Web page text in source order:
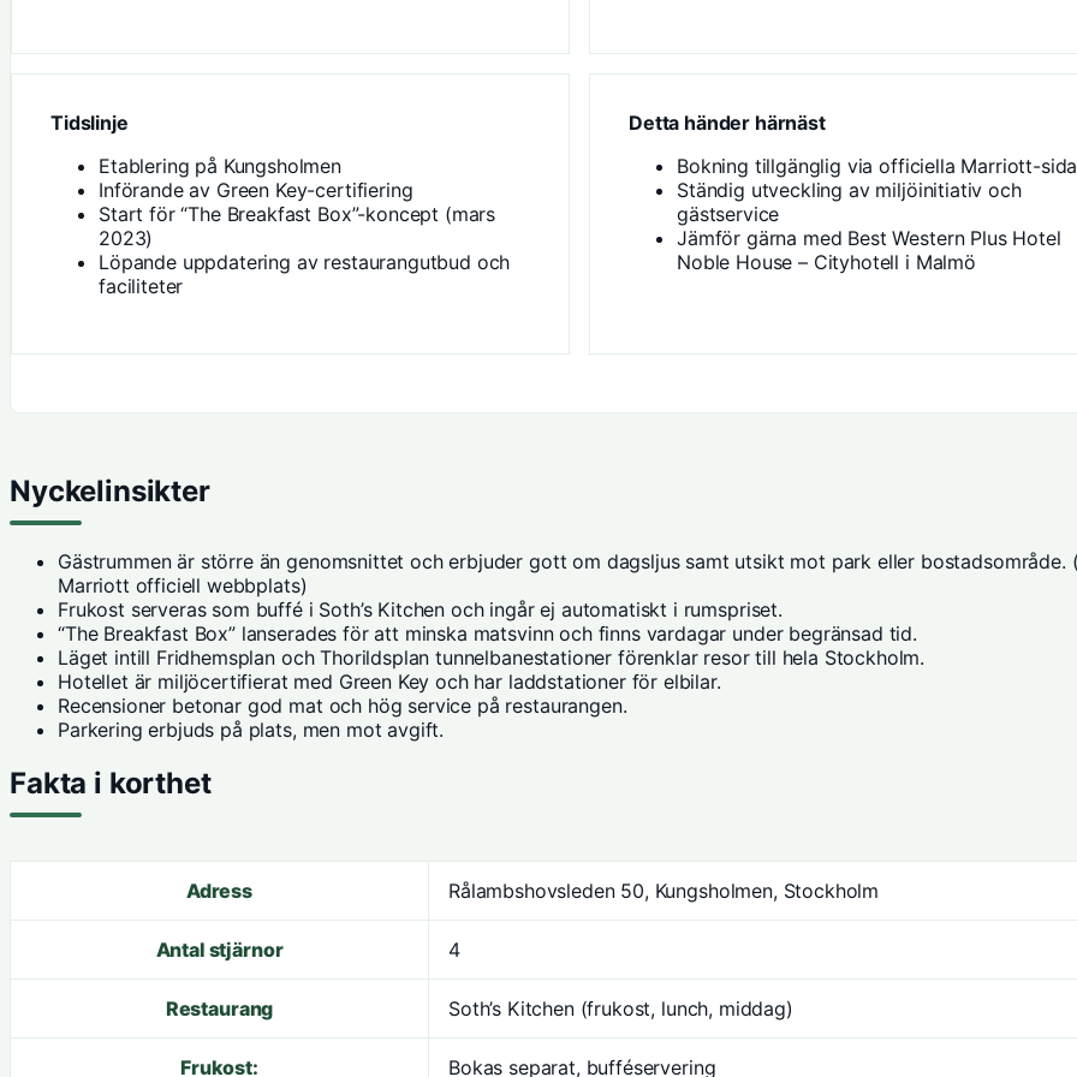
Tidslinje
Etablering på Kungsholmen
Införande av Green Key-certifiering
Start för “The Breakfast Box”-koncept (mars
2023)
Löpande uppdatering av restaurangutbud och
faciliteter
Detta händer härnäst
Bokning tillgänglig viaofficiella Marriott-
Ständig utveckling av miljöinitiativ och
gästservice
Jämför gärna med Best Western Plus Hotel
Noble House – Cityhotell i Malmö
Nyckelinsikter
Gästrummen är större än genomsnittet och erbjuder gott om dagsljus samt utsikt mot park eller bostadsområde.
Marriott officiell webbplats)
Frukost serveras som buffé i Soth’s Kitchen och ingår ej automatiskt i rumspriset.
“The Breakfast Box” lanserades för att minska matsvinn och finns vardagar under begränsad tid.
Läget intill Fridhemsplan och Thorildsplan tunnelbanestationer förenklar resor till hela Stockholm.
Hotellet är miljöcertifierat med Green Key och har laddstationer för elbilar.
Recensioner betonar god mat och hög service på restaurangen.
Parkering erbjuds på plats, men mot avgift.
Fakta i korthet
Adress Rålambshovsleden 50, Kungsholmen, Stockholm
Antal stjärnor 4
Restaurang Soth’s Kitchen (frukost, lunch, middag)
Frukost: Bokas separat, bufféservering